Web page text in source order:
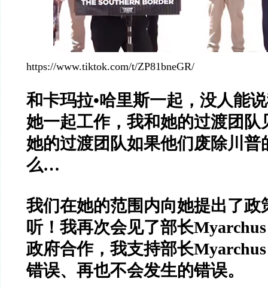
https://www.tiktok.com/t/ZP81bneGR/
和卡玛拉•哈里斯一起，没人能
她一起工作，我和她的过渡团队
她的过渡团队如果他们废除川普
么…
我们在她的范围内向她提出了政
听！我再次会见了部长
政府合作，我支持部长
错误、再也不会发生的错误。